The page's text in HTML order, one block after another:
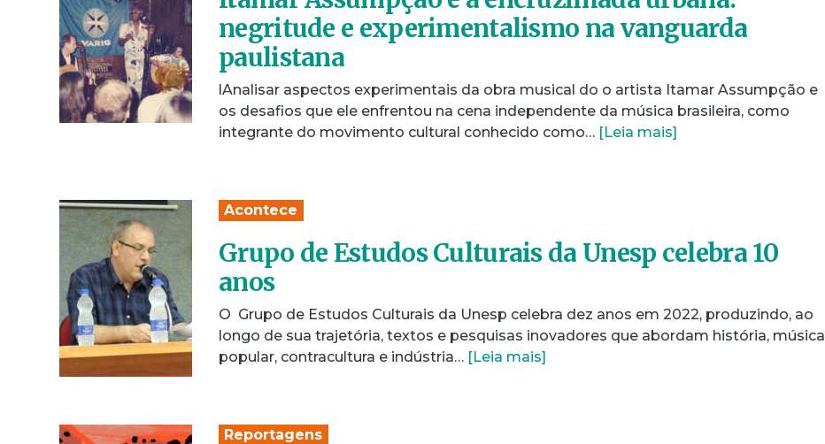
negritude e experimentalismo na vanguarda
paulistana
lAnalisar aspectos experimentais da obra musical do o artista Itamar Assumpção e
os desafios que ele enfrentou na cena independente da música brasileira, como
integrante do movimento cultural conhecido como… [Leia mais]
Acontece
Grupo de Estudos Culturais da Unesp celebra 10
anos
O Grupo de Estudos Culturais da Unesp celebra dez anos em 2022, produzindo, ao
longo de sua trajetória, textos e pesquisas inovadores que abordam história, música
popular, contracultura e indústria… [Leia mais]
Reportagens